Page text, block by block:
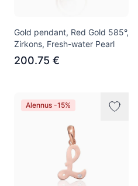
Gold pendant, Red Gold 585°,
Zirkons, Fresh-water Pearl
200.75 €
Alennus -15%